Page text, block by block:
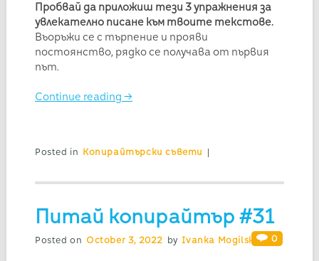
Пробвай да приложиш тези 3 упражнения за
увлекателно писане към твоите текстове.
Въоръжи се с търпение и прояви
постоянство, рядко се получава от първия
път.
Continue reading →
Posted in Копирайтърски съвети |
Питай копирайтър #31
Posted on October 3, 2022 by Ivanka Mogilska 0